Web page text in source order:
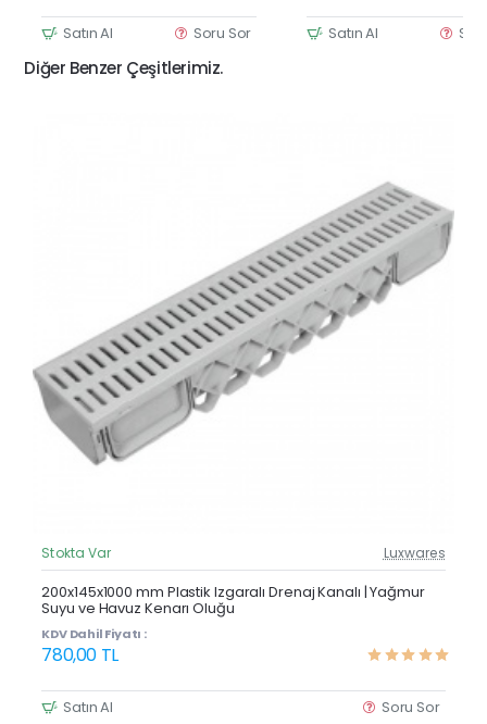
Satın Al Soru Sor Satın Al
Diğer Benzer Çeşitlerimiz.
Güncel Fiyat
Çok Satan
Stokta Var Luxwares
200x145x1000 mm Plastik Izgaralı Drenaj Kanalı | Yağmur
Suyu ve Havuz Kenarı Oluğu
KDV Dahil Fiyatı :
780,00 TL
Satın Al Soru Sor